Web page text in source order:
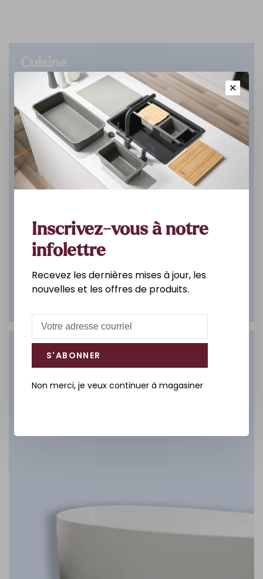
DÉCOUVREZ
Salle de bain
DÉCOUVREZ
✕
Inscrivez-vous à notre
infolettre
Recevez les dernières mises à jour, les
nouvelles et les offres de produits.
S'ABONNER
Non merci, je veux continuer à magasiner